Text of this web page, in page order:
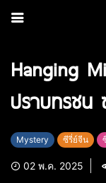
Hanging
ปราบทรชน
Mystery ซีรี่ย์จีน
02 พ.ค. 2025